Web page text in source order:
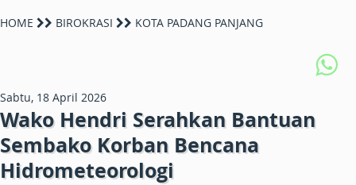
HOME BIROKRASI KOTA PADANG PANJANG
Sabtu, 18 April 2026
Wako Hendri Serahkan Bantuan
Sembako Korban Bencana
Hidrometeorologi